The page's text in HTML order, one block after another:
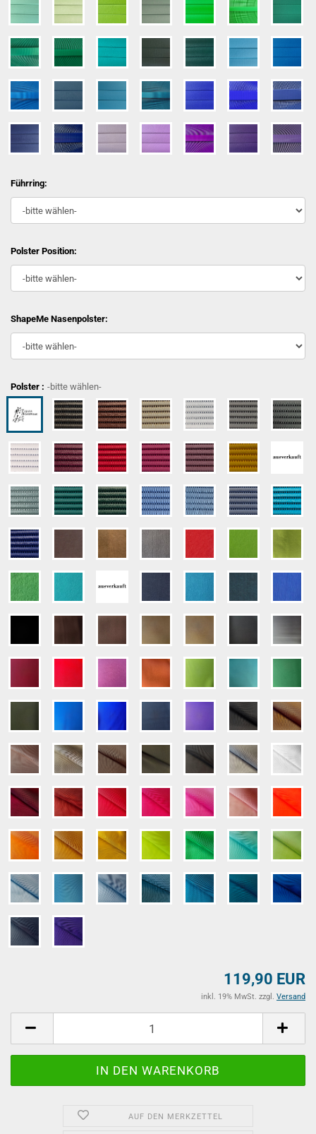
Führring:
Polster Position:
ShapeMe Nasenpolster:
Polster : -bitte wählen-
119,90 EUR
inkl. 19% MwSt. zzgl. Versand
AUF DEN MERKZETTEL